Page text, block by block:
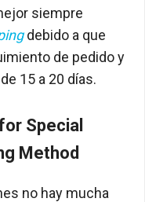
siempre
debido a que
de pedido y
15 a 20 días.
Special
Method
no hay mucha